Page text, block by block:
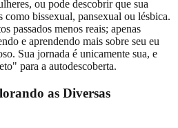
ou pode descobrir que sua
bissexual, pansexual ou lésbica.
passados menos reais; apenas
e aprendendo mais sobre seu eu
Sua jornada é unicamente sua, e
para a autodescoberta.
as Diversas